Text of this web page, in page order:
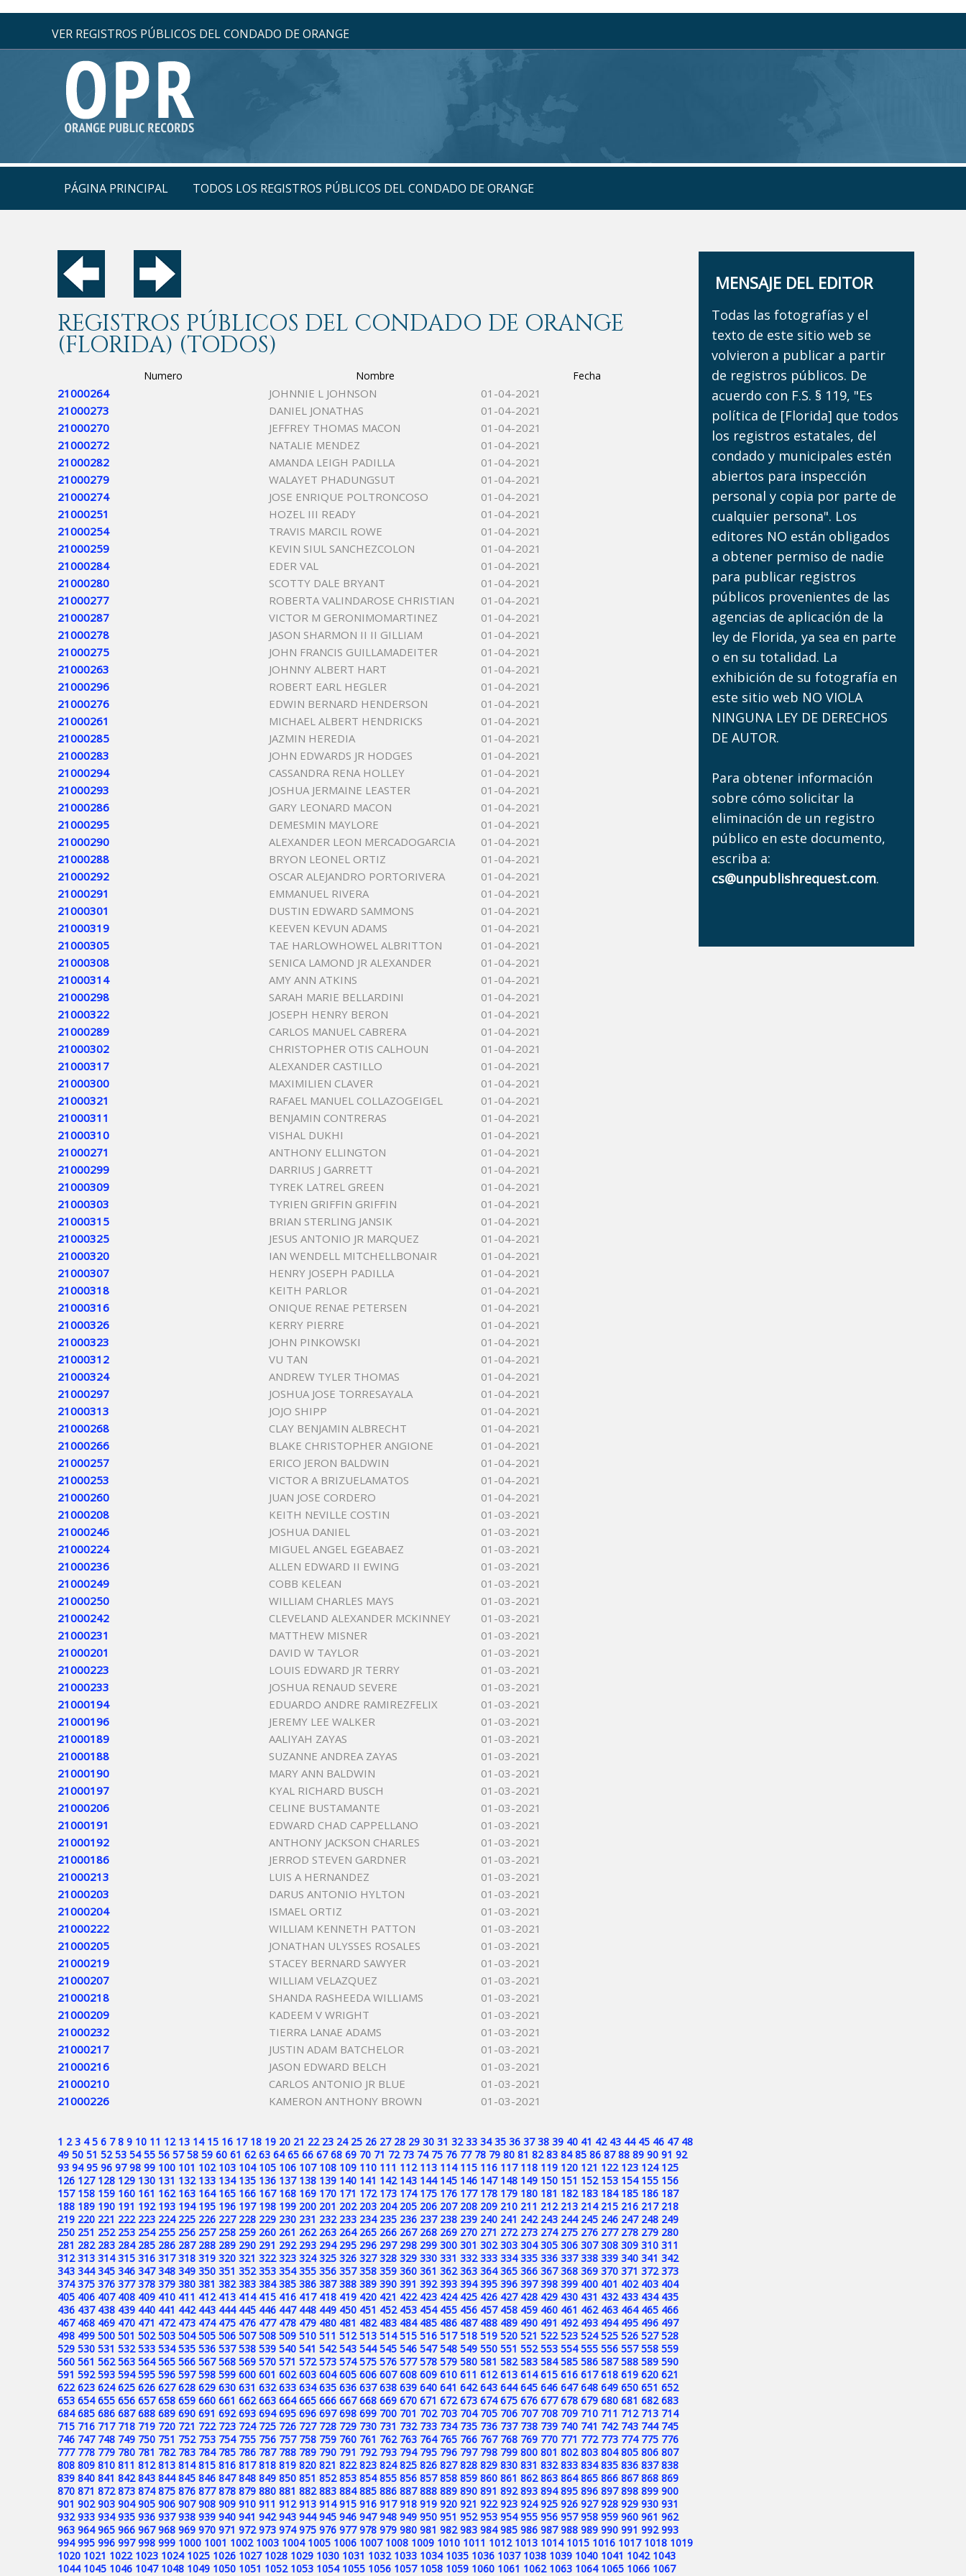
VER REGISTROS PÚBLICOS DEL CONDADO DE ORANGE
PÁGINA PRINCIPAL TODOS LOS REGISTROS PÚBLICOS DEL CONDADO DE ORANGE
REGISTROS PÚBLICOS DEL CONDADO DE ORANGE
(FLORIDA) (TODOS)
Numero Nombre Fecha
21000264 JOHNNIE L JOHNSON
01-04-2021
21000273
DANIEL JONATHAS
01-04-2021
21000270
JEFFREY THOMAS MACON
01-04-2021
21000272
NATALIE MENDEZ
01-04-2021
21000282
AMANDA LEIGH PADILLA
01-04-2021
21000279
WALAYET PHADUNGSUT
01-04-2021
21000274
JOSE ENRIQUE POLTRONCOSO
01-04-2021
21000251
HOZEL III READY
01-04-2021
21000254
TRAVIS MARCIL ROWE
01-04-2021
21000259
KEVIN SIUL SANCHEZCOLON
01-04-2021
21000284
EDER VAL
01-04-2021
21000280
SCOTTY DALE BRYANT
01-04-2021
21000277
ROBERTA VALINDAROSE CHRISTIAN
01-04-2021
21000287
VICTOR M GERONIMOMARTINEZ
01-04-2021
21000278
JASON SHARMON II II GILLIAM
01-04-2021
21000275
JOHN FRANCIS GUILLAMADEITER
01-04-2021
21000263
JOHNNY ALBERT HART
01-04-2021
21000296
ROBERT EARL HEGLER
01-04-2021
21000276
EDWIN BERNARD HENDERSON
01-04-2021
21000261
MICHAEL ALBERT HENDRICKS
01-04-2021
21000285
JAZMIN HEREDIA
01-04-2021
21000283
JOHN EDWARDS JR HODGES
01-04-2021
21000294
CASSANDRA RENA HOLLEY
01-04-2021
21000293
JOSHUA JERMAINE LEASTER
01-04-2021
21000286
GARY LEONARD MACON
01-04-2021
21000295
DEMESMIN MAYLORE
01-04-2021
21000290
ALEXANDER LEON MERCADOGARCIA
01-04-2021
21000288
BRYON LEONEL ORTIZ
01-04-2021
21000292
OSCAR ALEJANDRO PORTORIVERA
01-04-2021
21000291
EMMANUEL RIVERA
01-04-2021
21000301
DUSTIN EDWARD SAMMONS
01-04-2021
21000319
KEEVEN KEVUN ADAMS
01-04-2021
21000305
TAE HARLOWHOWEL ALBRITTON
01-04-2021
21000308
SENICA LAMOND JR ALEXANDER
01-04-2021
21000314
AMY ANN ATKINS
01-04-2021
21000298
SARAH MARIE BELLARDINI
01-04-2021
21000322
JOSEPH HENRY BERON
01-04-2021
21000289
CARLOS MANUEL CABRERA
01-04-2021
21000302
CHRISTOPHER OTIS CALHOUN
01-04-2021
21000317
ALEXANDER CASTILLO
01-04-2021
21000300
MAXIMILIEN CLAVER
01-04-2021
21000321
RAFAEL MANUEL COLLAZOGEIGEL
01-04-2021
21000311
BENJAMIN CONTRERAS
01-04-2021
21000310
VISHAL DUKHI
01-04-2021
21000271
ANTHONY ELLINGTON
01-04-2021
21000299
DARRIUS J GARRETT
01-04-2021
21000309
TYREK LATREL GREEN
01-04-2021
21000303
TYRIEN GRIFFIN GRIFFIN
01-04-2021
21000315
BRIAN STERLING JANSIK
01-04-2021
21000325
JESUS ANTONIO JR MARQUEZ
01-04-2021
21000320
IAN WENDELL MITCHELLBONAIR
01-04-2021
21000307
HENRY JOSEPH PADILLA
01-04-2021
21000318
KEITH PARLOR
01-04-2021
21000316
ONIQUE RENAE PETERSEN
01-04-2021
21000326
KERRY PIERRE
01-04-2021
21000323
JOHN PINKOWSKI
01-04-2021
21000312
VU TAN
01-04-2021
21000324
ANDREW TYLER THOMAS
01-04-2021
21000297
JOSHUA JOSE TORRESAYALA
01-04-2021
21000313
JOJO SHIPP
01-04-2021
21000268
CLAY BENJAMIN ALBRECHT
01-04-2021
21000266
BLAKE CHRISTOPHER ANGIONE
01-04-2021
21000257
ERICO JERON BALDWIN
01-04-2021
21000253
VICTOR A BRIZUELAMATOS
01-04-2021
21000260
JUAN JOSE CORDERO
01-04-2021
21000208
KEITH NEVILLE COSTIN
01-03-2021
21000246
JOSHUA DANIEL
01-03-2021
21000224
MIGUEL ANGEL EGEABAEZ
01-03-2021
21000236
ALLEN EDWARD II EWING
01-03-2021
21000249
COBB KELEAN
01-03-2021
21000250
WILLIAM CHARLES MAYS
01-03-2021
21000242
CLEVELAND ALEXANDER MCKINNEY
01-03-2021
21000231
MATTHEW MISNER
01-03-2021
21000201
DAVID W TAYLOR
01-03-2021
21000223
LOUIS EDWARD JR TERRY
01-03-2021
21000233
JOSHUA RENAUD SEVERE
01-03-2021
21000194
EDUARDO ANDRE RAMIREZFELIX
01-03-2021
21000196
JEREMY LEE WALKER
01-03-2021
21000189
AALIYAH ZAYAS
01-03-2021
21000188
SUZANNE ANDREA ZAYAS
01-03-2021
21000190
MARY ANN BALDWIN
01-03-2021
21000197
KYAL RICHARD BUSCH
01-03-2021
21000206
CELINE BUSTAMANTE
01-03-2021
21000191
EDWARD CHAD CAPPELLANO
01-03-2021
21000192
ANTHONY JACKSON CHARLES
01-03-2021
21000186
JERROD STEVEN GARDNER
01-03-2021
21000213
LUIS A HERNANDEZ
01-03-2021
21000203
DARUS ANTONIO HYLTON
01-03-2021
21000204
ISMAEL ORTIZ
01-03-2021
21000222
WILLIAM KENNETH PATTON
01-03-2021
21000205
JONATHAN ULYSSES ROSALES
01-03-2021
21000219
STACEY BERNARD SAWYER
01-03-2021
21000207
WILLIAM VELAZQUEZ
01-03-2021
21000218
SHANDA RASHEEDA WILLIAMS
01-03-2021
21000209
KADEEM V WRIGHT
01-03-2021
21000232
TIERRA LANAE ADAMS
01-03-2021
21000217
JUSTIN ADAM BATCHELOR
01-03-2021
21000216
JASON EDWARD BELCH
01-03-2021
21000210
CARLOS ANTONIO JR BLUE
01-03-2021
21000226
KAMERON ANTHONY BROWN 01-03-2021
1 2 3 4 5 6 7 8 9 10 11 12 13 14 15 16 17 18 19 20 21 22 23 24 25 26 27 28 29 30 31 32 33 34 35 36 37 38 39 40 41 42 43 44 45 46 47 48
49 50 51 52 53 54 55 56 57 58 59 60 61 62 63 64 65 66 67 68 69 70 71 72 73 74 75 76 77 78 79 80 81 82 83 84 85 86 87 88 89 90 91 92
93 94 95 96 97 98 99 100 101 102 103 104 105 106 107 108 109 110 111 112 113 114 115 116 117 118 119 120 121 122 123 124 125
126 127 128 129 130 131 132 133 134 135 136 137 138 139 140 141 142 143 144 145 146 147 148 149 150 151 152 153 154 155 156
157 158 159 160 161 162 163 164 165 166 167 168 169 170 171 172 173 174 175 176 177 178 179 180 181 182 183 184 185 186 187
188 189 190 191 192 193 194 195 196 197 198 199 200 201 202 203 204 205 206 207 208 209 210 211 212 213 214 215 216 217 218
219 220 221 222 223 224 225 226 227 228 229 230 231 232 233 234 235 236 237 238 239 240 241 242 243 244 245 246 247 248 249
250 251 252 253 254 255 256 257 258 259 260 261 262 263 264 265 266 267 268 269 270 271 272 273 274 275 276 277 278 279 280
281 282 283 284 285 286 287 288 289 290 291 292 293 294 295 296 297 298 299 300 301 302 303 304 305 306 307 308 309 310 311
312 313 314 315 316 317 318 319 320 321 322 323 324 325 326 327 328 329 330 331 332 333 334 335 336 337 338 339 340 341 342
343 344 345 346 347 348 349 350 351 352 353 354 355 356 357 358 359 360 361 362 363 364 365 366 367 368 369 370 371 372 373
374 375 376 377 378 379 380 381 382 383 384 385 386 387 388 389 390 391 392 393 394 395 396 397 398 399 400 401 402 403 404
405 406 407 408 409 410 411 412 413 414 415 416 417 418 419 420 421 422 423 424 425 426 427 428 429 430 431 432 433 434 435
436 437 438 439 440 441 442 443 444 445 446 447 448 449 450 451 452 453 454 455 456 457 458 459 460 461 462 463 464 465 466
467 468 469 470 471 472 473 474 475 476 477 478 479 480 481 482 483 484 485 486 487 488 489 490 491 492 493 494 495 496 497
498 499 500 501 502 503 504 505 506 507 508 509 510 511 512 513 514 515 516 517 518 519 520 521 522 523 524 525 526 527 528
529 530 531 532 533 534 535 536 537 538 539 540 541 542 543 544 545 546 547 548 549 550 551 552 553 554 555 556 557 558 559
560 561 562 563 564 565 566 567 568 569 570 571 572 573 574 575 576 577 578 579 580 581 582 583 584 585 586 587 588 589 590
591 592 593 594 595 596 597 598 599 600 601 602 603 604 605 606 607 608 609 610 611 612 613 614 615 616 617 618 619 620 621
622 623 624 625 626 627 628 629 630 631 632 633 634 635 636 637 638 639 640 641 642 643 644 645 646 647 648 649 650 651 652
653 654 655 656 657 658 659 660 661 662 663 664 665 666 667 668 669 670 671 672 673 674 675 676 677 678 679 680 681 682 683
684 685 686 687 688 689 690 691 692 693 694 695 696 697 698 699 700 701 702 703 704 705 706 707 708 709 710 711 712 713 714
715 716 717 718 719 720 721 722 723 724 725 726 727 728 729 730 731 732 733 734 735 736 737 738 739 740 741 742 743 744 745
746 747 748 749 750 751 752 753 754 755 756 757 758 759 760 761 762 763 764 765 766 767 768 769 770 771 772 773 774 775 776
777 778 779 780 781 782 783 784 785 786 787 788 789 790 791 792 793 794 795 796 797 798 799 800 801 802 803 804 805 806 807
808 809 810 811 812 813 814 815 816 817 818 819 820 821 822 823 824 825 826 827 828 829 830 831 832 833 834 835 836 837 838
839 840 841 842 843 844 845 846 847 848 849 850 851 852 853 854 855 856 857 858 859 860 861 862 863 864 865 866 867 868 869
870 871 872 873 874 875 876 877 878 879 880 881 882 883 884 885 886 887 888 889 890 891 892 893 894 895 896 897 898 899 900
901 902 903 904 905 906 907 908 909 910 911 912 913 914 915 916 917 918 919 920 921 922 923 924 925 926 927 928 929 930 931
932 933 934 935 936 937 938 939 940 941 942 943 944 945 946 947 948 949 950 951 952 953 954 955 956 957 958 959 960 961 962
963 964 965 966 967 968 969 970 971 972 973 974 975 976 977 978 979 980 981 982 983 984 985 986 987 988 989 990 991 992 993
994 995 996 997 998 999 1000 1001 1002 1003 1004 1005 1006 1007 1008 1009 1010 1011 1012 1013 1014 1015 1016 1017 1018 1019
1020 1021 1022 1023 1024 1025 1026 1027 1028 1029 1030 1031 1032 1033 1034 1035 1036 1037 1038 1039 1040 1041 1042 1043
1044 1045 1046 1047 1048 1049 1050 1051 1052 1053 1054 1055 1056 1057 1058 1059 1060 1061 1062 1063 1064 1065 1066 1067
MENSAJE DEL EDITOR
Todas las fotografías y el
texto de este sitio web se
volvieron a publicar a partir
de registros públicos. De
acuerdo con F.S. § 119, "Es
política de [Florida] que todos
los registros estatales, del
condado y municipales estén
abiertos para inspección
personal y copia por parte de
cualquier persona". Los
editores NO están obligados
a obtener permiso de nadie
para publicar registros
públicos provenientes de las
agencias de aplicación de la
ley de Florida, ya sea en parte
o en su totalidad. La
exhibición de su fotografía en
este sitio web NO VIOLA
NINGUNA LEY DE DERECHOS
DE AUTOR.
Para obtener información
sobre cómo solicitar la
eliminación de un registro
público en este documento,
escriba a:
cs@unpublishrequest.com.